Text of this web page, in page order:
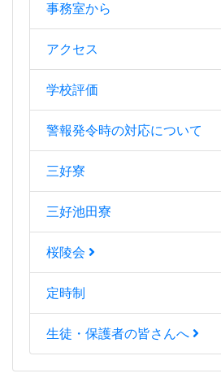
事務室から
アクセス
学校評価
警報発令時の対応について
三好寮
三好池田寮
桜陵会
定時制
生徒・保護者の皆さんへ